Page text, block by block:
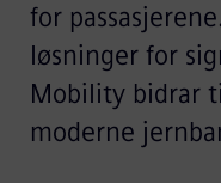
for
løsninger for
Mobility bidrar
moderne